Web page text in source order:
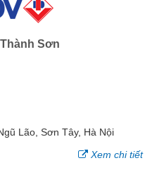
Sơn
Lão, Sơn Tây, Hà Nội
Xem chi tiết